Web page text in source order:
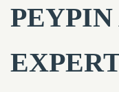
PEYPIN
NOS
CONTACTEZ-